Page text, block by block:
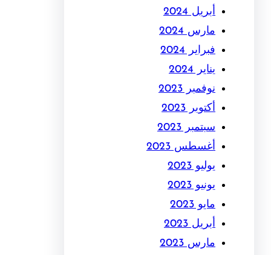
أبريل 2024
مارس 2024
فبراير 2024
يناير 2024
نوفمبر 2023
أكتوبر 2023
سبتمبر 2023
أغسطس 2023
يوليو 2023
يونيو 2023
مايو 2023
أبريل 2023
مارس 2023